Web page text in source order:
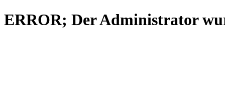
ERROR; Der Administrator